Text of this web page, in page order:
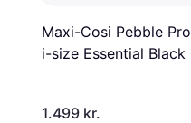
Maxi-Cosi Pebble Pro
i-size Essential Black
1.499 kr.